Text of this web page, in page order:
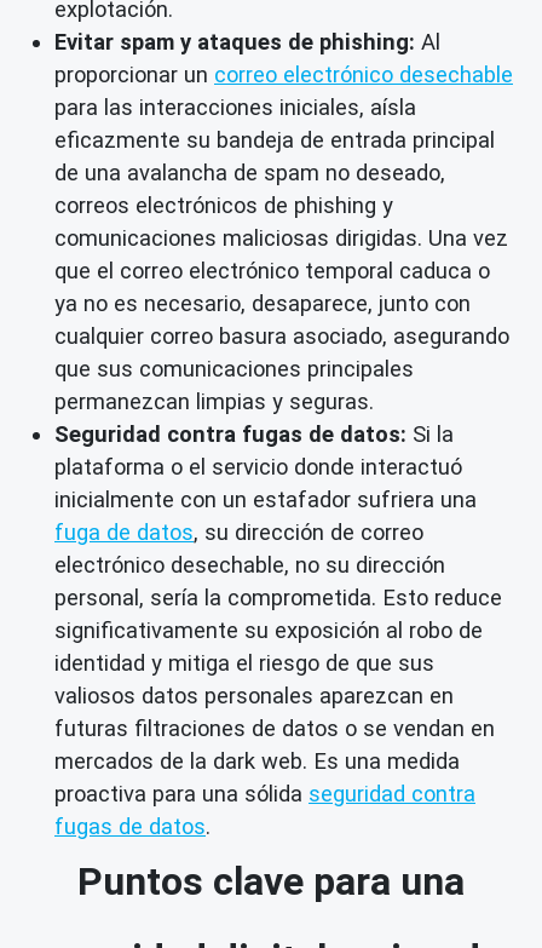
explotación.
Evitar spam y ataques de phishing: Al
proporcionar un correo electrónico desechable
para las interacciones iniciales, aísla
eficazmente su bandeja de entrada principal
de una avalancha de spam no deseado,
correos electrónicos de phishing y
comunicaciones maliciosas dirigidas. Una vez
que el correo electrónico temporal caduca o
ya no es necesario, desaparece, junto con
cualquier correo basura asociado, asegurando
que sus comunicaciones principales
permanezcan limpias y seguras.
Seguridad contra fugas de datos: Si la
plataforma o el servicio donde interactuó
inicialmente con un estafador sufriera una
fuga de datos, su dirección de correo
electrónico desechable, no su dirección
personal, sería la comprometida. Esto reduce
significativamente su exposición al robo de
identidad y mitiga el riesgo de que sus
valiosos datos personales aparezcan en
futuras filtraciones de datos o se vendan en
mercados de la dark web. Es una medida
proactiva para una sólida seguridad contra
fugas de datos.
Puntos clave para una